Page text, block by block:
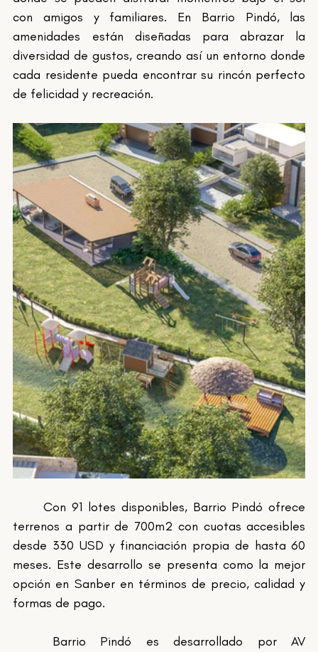
con amigos y familiares. En Barrio Pindó, las
amenidades están diseñadas para abrazar la
diversidad de gustos, creando así un entorno donde
cada residente pueda encontrar su rincón perfecto
de felicidad y recreación.
	Con 91 lotes disponibles, Barrio Pindó ofrece
terrenos a partir de 700m2 con cuotas accesibles
desde 330 USD y financiación propia de hasta 60
meses. Este desarrollo se presenta como la mejor
opción en Sanber en términos de precio, calidad y
formas de pago.